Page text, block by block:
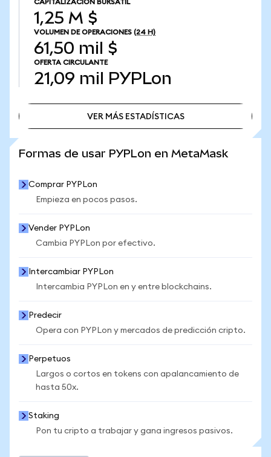
CAPITALIZACIÓN BURSÁTIL
1,25 M $
VOLUMEN DE OPERACIONES (24 H)
61,50 mil $
OFERTA CIRCULANTE
21,09 mil PYPLon
VER MÁS ESTADÍSTICAS
Formas de usar PYPLon en MetaMask
Comprar PYPLon
Empieza en pocos pasos.
Vender PYPLon
Cambia PYPLon por efectivo.
Intercambiar PYPLon
Intercambia PYPLon en y entre blockchains.
Predecir
Opera con PYPLon y mercados de predicción cripto.
Perpetuos
Largos o cortos en tokens con apalancamiento de
hasta 50x.
Staking
Pon tu cripto a trabajar y gana ingresos pasivos.